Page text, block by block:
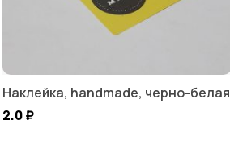
Наклейка, handmade, черно-белая
2.0₽